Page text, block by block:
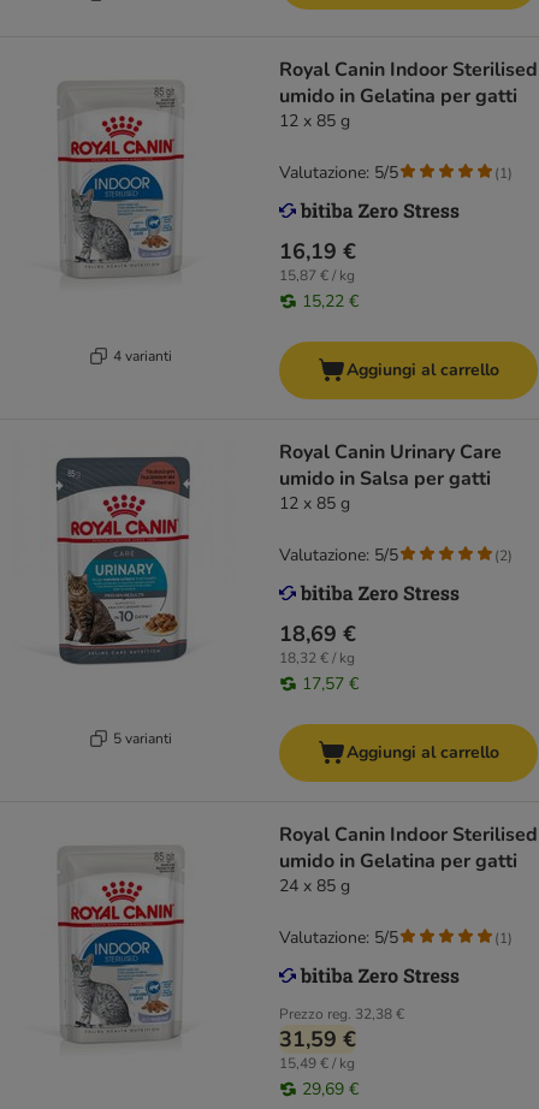
4 varianti
Royal Canin Indoor Sterilised
umido in Gelatina per gatti
12 x 85 g
16,19 €
15,87 € / kg
15,22 €
Valutazione: 5/5 (1)
Aggiungi al carrello
5 varianti
Royal Canin Urinary Care
umido in Salsa per gatti
12 x 85 g
18,69 €
18,32 € / kg
17,57 €
Valutazione: 5/5 (2)
Aggiungi al carrello
Royal Canin Indoor Sterilised
umido in Gelatina per gatti
24 x 85 g
Prezzo reg. 32,38 €
31,59 €
15,49 € / kg
29,69 €
Valutazione: 5/5 (1)